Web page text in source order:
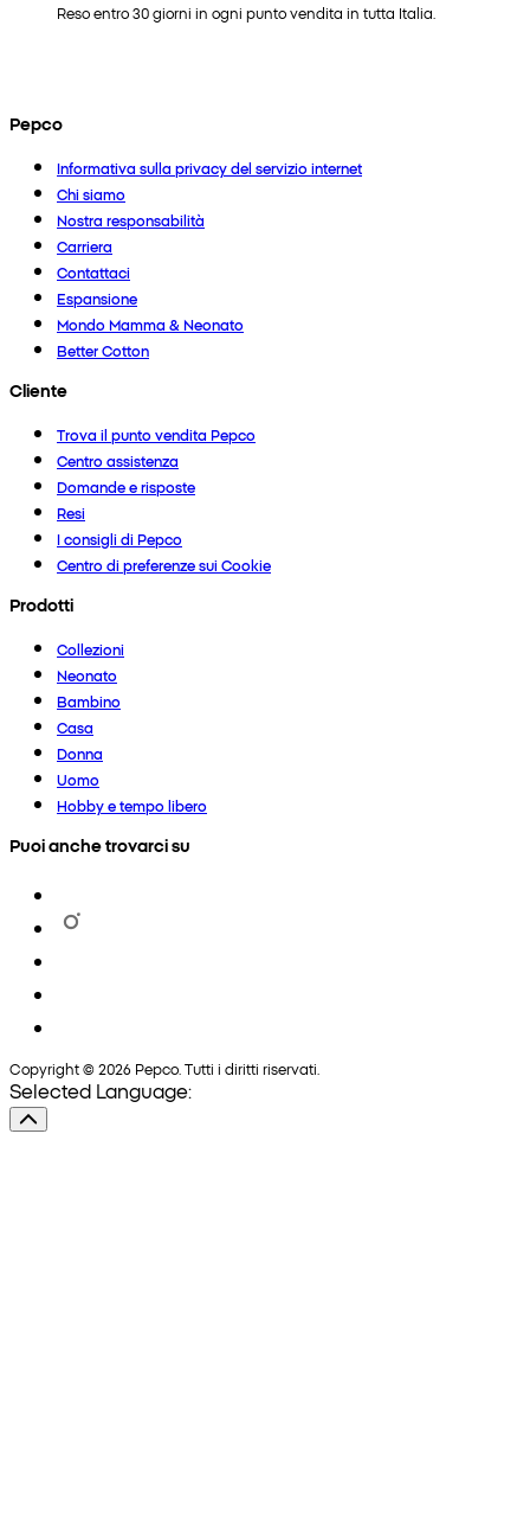
Reso entro 30 giorni in ogni punto vendita in tutta Italia.
Pepco
Informativa sulla privacy del servizio internet
Chi siamo
Nostra responsabilità
Carriera
Contattaci
Espansione
Mondo Mamma & Neonato
Better Cotton
Cliente
Trova il punto vendita Pepco
Centro assistenza
Domande e risposte
Resi
I consigli di Pepco
Centro di preferenze sui Cookie
Prodotti
Collezioni
Neonato
Bambino
Casa
Donna
Uomo
Hobby e tempo libero
Puoi anche trovarci su
Copyright © 2026 Pepco. Tutti i diritti riservati.
Selected Language: